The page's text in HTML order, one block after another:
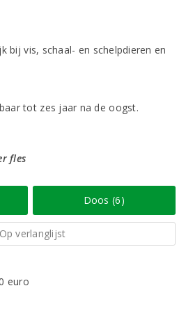
bij vis, schaal- en schelpdieren en
tot zes jaar na de oogst.
fles
Doos (6)
Op verlanglijst
euro